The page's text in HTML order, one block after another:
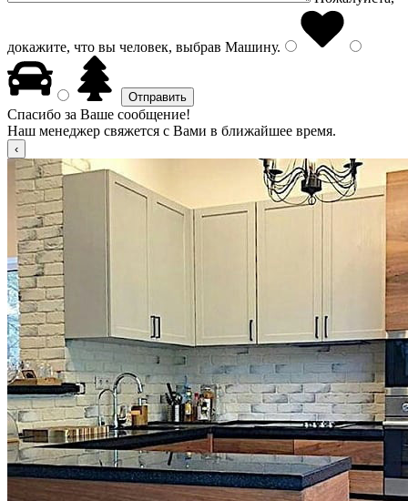
докажите, что вы человек, выбрав Машину.
Спасибо за Ваше сообщение!
Наш менеджер свяжется с Вами в ближайшее время.